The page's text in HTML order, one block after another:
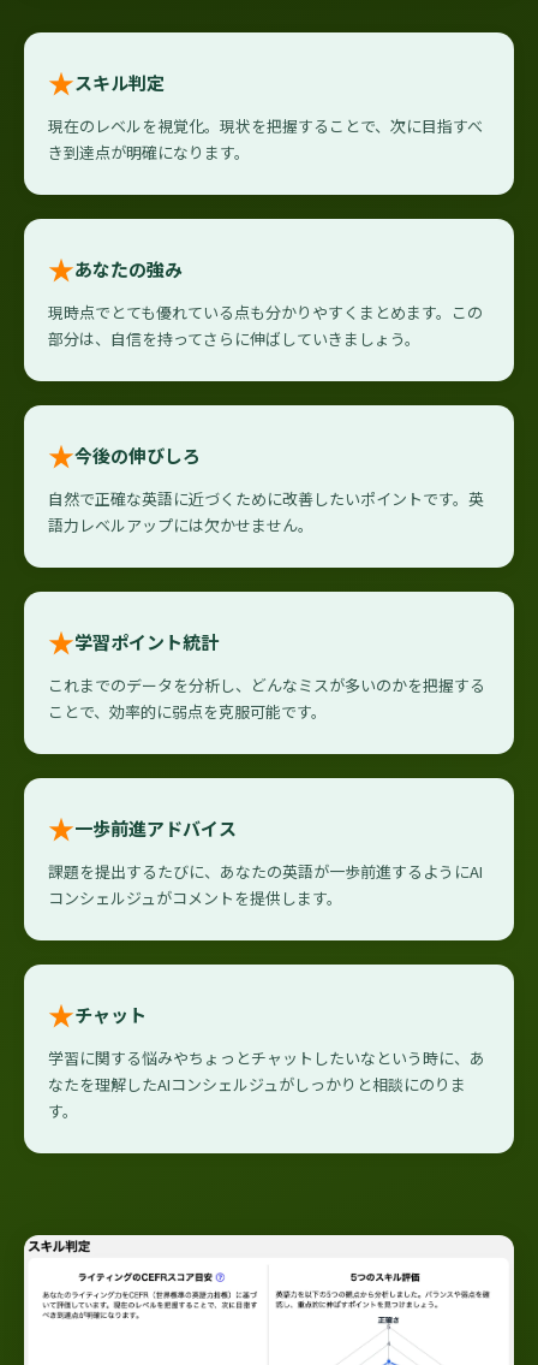
★スキル判定
現在のレベルを視覚化。現状を把握することで、次に目指すべ
き到達点が明確になります。
★あなたの強み
現時点でとても優れている点も分かりやすくまとめます。この
部分は、自信を持ってさらに伸ばしていきましょう。
★今後の伸びしろ
自然で正確な英語に近づくために改善したいポイントです。英
語力レベルアップには欠かせません。
★学習ポイント統計
これまでのデータを分析し、どんなミスが多いのかを把握する
ことで、効率的に弱点を克服可能です。
★一歩前進アドバイス
課題を提出するたびに、あなたの英語が一歩前進するようにAI
コンシェルジュがコメントを提供します。
★チャット
学習に関する悩みやちょっとチャットしたいなという時に、あ
なたを理解したAIコンシェルジュがしっかりと相談にのりま
す。